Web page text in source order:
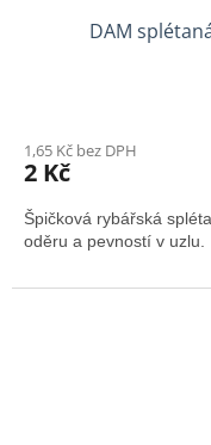
DAM
1,65 Kč bez DPH
2 Kč
Špičková rybářská
oděru a pevností v uzlu.